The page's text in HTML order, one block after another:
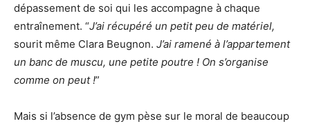
dépassement de soi qui les accompagne à chaque
entraînement. “J’ai récupéré un petit peu de matériel,
sourit même Clara Beugnon. J’ai ramené à l’appartement
un banc de muscu, une petite poutre ! On s’organise
comme on peut !”
Mais si l’absence de gym pèse sur le moral de beaucoup